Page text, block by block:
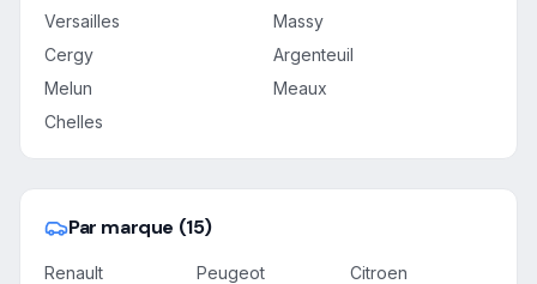
Versailles
Massy
Cergy
Argenteuil
Melun
Meaux
Chelles
Par marque (15)
Renault Peugeot
Citroen